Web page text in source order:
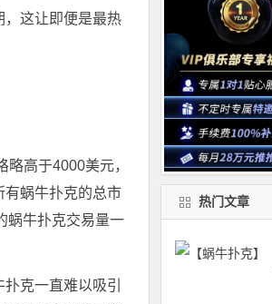
，这让即便是最热
高于4000美元，
有蜗牛扑克的总市
蜗牛扑克交易量一
克一直难以吸引
热门文章